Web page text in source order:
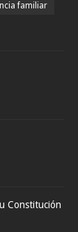
familiar
Constitución